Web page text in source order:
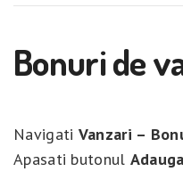
Bonuri de
Navigati Vanzari –
Apasati butonul Adauga